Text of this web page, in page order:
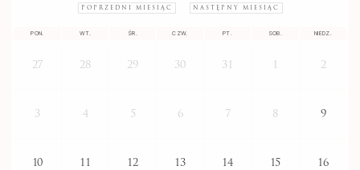
POPRZEDNI MIESIĄC NASTĘPNY MIESIĄC
PON. WT. ŚR. CZW. PT. SOB. NIEDZ.
27 28 29 30 31 2
3 4 5 6 7 8 9
10 11 12 13 14 15 16